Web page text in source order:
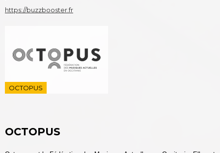
https://buzzbooster.fr
OCTOPUS
OCTOPUS